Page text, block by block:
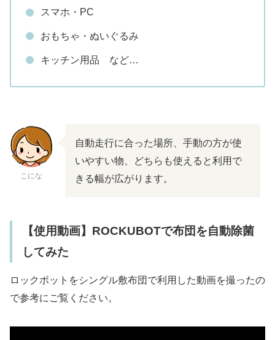
スマホ・PC
おもちゃ・ぬいぐるみ
キッチン用品 など…
こにな
自動走行に合った場所、手動の方が使
いやすい物、どちらも使えると利用で
きる幅が広がります。
【使用動画】ROCKUBOTで布団を自動除菌
してみた
ロックボットをシングル敷布団で利用した動画を撮ったの
で参考にご覧ください。